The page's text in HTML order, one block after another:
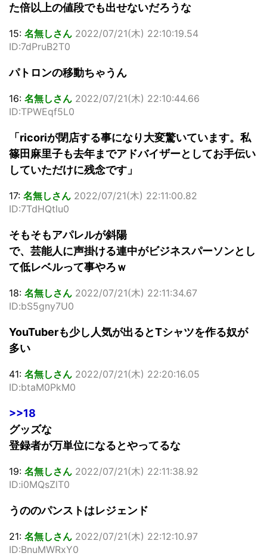
た倍以上の値段でも出せないだろうな
15: 名無しさん 2022/07/21(木) 22:10:19.54
ID:7dPruB2T0
パトロンの移動ちゃうん
16: 名無しさん 2022/07/21(木) 22:10:44.66
ID:TPWEqf5L0
「ricoriが閉店する事になり大変驚いています。私
篠田麻里子も去年までアドバイザーとしてお手伝い
していただけに残念です」
17: 名無しさん 2022/07/21(木) 22:11:00.82
ID:7TdHQtlu0
そもそもアパレルが斜陽
で、芸能人に声掛ける連中がビジネスパーソンとし
て低レベルって事やろｗ
18: 名無しさん 2022/07/21(木) 22:11:34.67
ID:bS5gny7U0
YouTuberも少し人気が出るとTシャツを作る奴が
多い
41: 名無しさん 2022/07/21(木) 22:20:16.05
ID:btaM0PkM0
>>18
グッズな
登録者が万単位になるとやってるな
19: 名無しさん 2022/07/21(木) 22:11:38.92
ID:i0MQsZlT0
うののパンストはレジェンド
21: 名無しさん 2022/07/21(木) 22:12:10.97
ID:BnuMWRxY0